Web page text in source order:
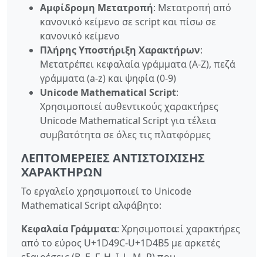
Αμφίδρομη Μετατροπή: Μετατροπή από
κανονικό κείμενο σε script και πίσω σε
κανονικό κείμενο
Πλήρης Υποστήριξη Χαρακτήρων:
Μετατρέπει κεφαλαία γράμματα (A-Z), πεζά
γράμματα (a-z) και ψηφία (0-9)
Unicode Mathematical Script:
Χρησιμοποιεί αυθεντικούς χαρακτήρες
Unicode Mathematical Script για τέλεια
συμβατότητα σε όλες τις πλατφόρμες
ΛΕΠΤΟΜΈΡΕΙΕΣ ΑΝΤΙΣΤΟΊΧΙΣΗΣ
ΧΑΡΑΚΤΉΡΩΝ
Το εργαλείο χρησιμοποιεί το Unicode
Mathematical Script αλφάβητο:
Κεφαλαία Γράμματα: Χρησιμοποιεί χαρακτήρες
από το εύρος U+1D49C-U+1D4B5 με αρκετές